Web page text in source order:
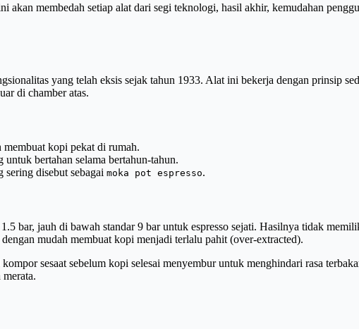
membedah setiap alat dari segi teknologi, hasil akhir, kemudahan
yang telah eksis sejak tahun 1933. Alat ini bekerja dengan prinsip
di chamber atas.
kopi pekat di rumah.
bertahan selama bertahun-tahun.
disebut sebagai moka pot espresso.
bar, jauh di bawah standar 9 bar untuk espresso sejati. Hasilnya tidak
mudah membuat kopi menjadi terlalu pahit (over-extracted).
sesaat sebelum kopi selesai menyembur untuk menghindari rasa